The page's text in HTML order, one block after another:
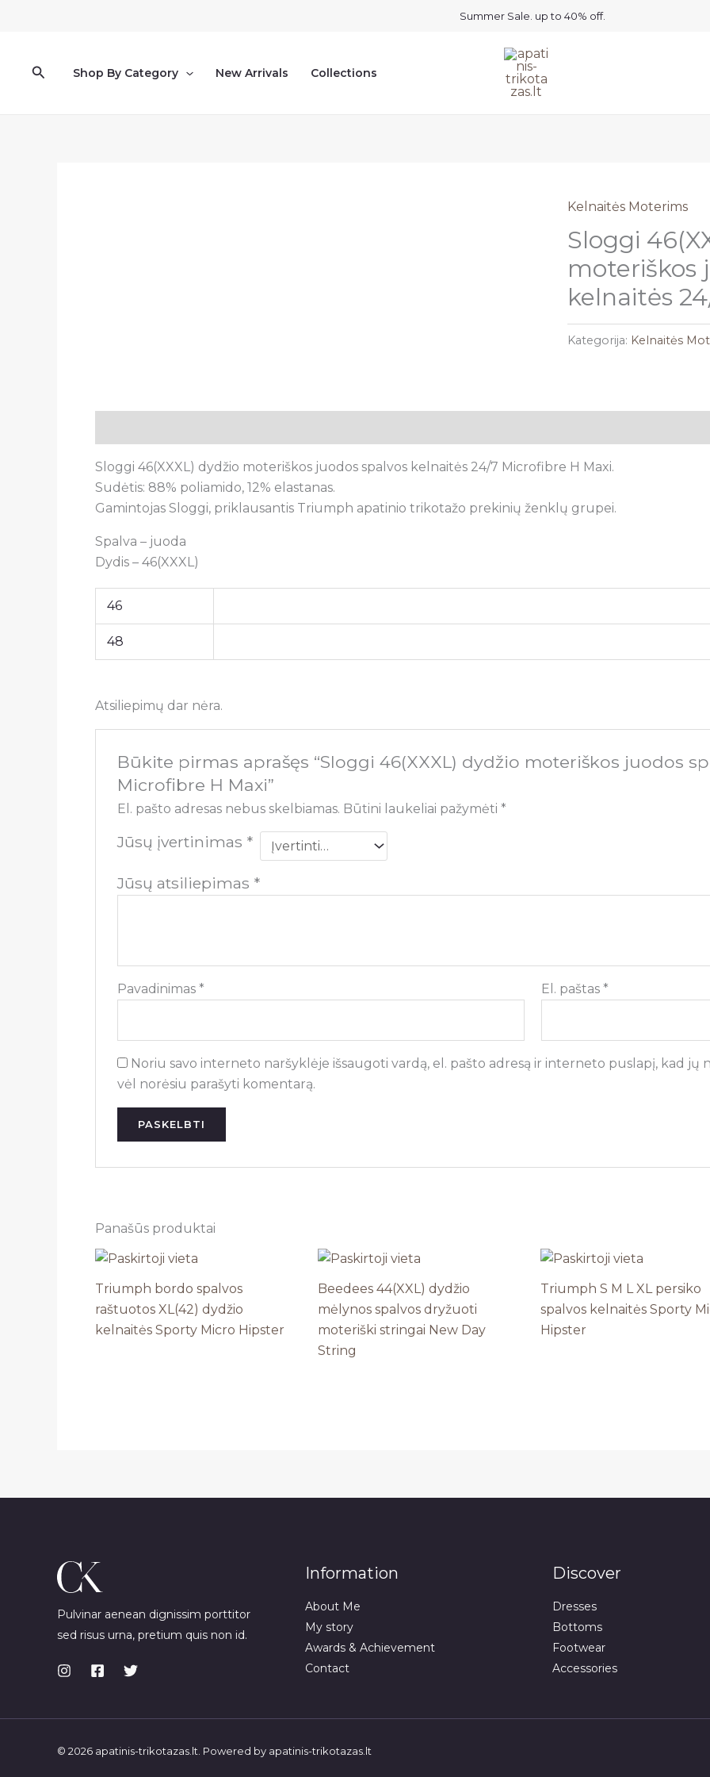
Summer Sale. up to 40% off.
PaieškaShop By Category New Arrivals Collections
Kelnaitės Moterims
Sloggi
moteriškos
kelnaitės
Kategorija: Kelnaitės
Sloggi 46(XXXL) dydžio moteriškos juodos spalvos kelnaitės 24/7 Microfibre H Maxi.
Sudėtis: 88% poliamido, 12% elastanas.
Gamintojas Sloggi, priklausantis Triumph apatinio trikotažo prekinių ženklų grupei.
Spalva – juoda
Dydis – 46(XXXL)
46
48
Atsiliepimų dar nėra.
Būkite pirmas aprašęs “Sloggi 46(XXXL) dydžio moteriškos juodos
Microfibre H Maxi”
El. pašto adresas nebus skelbiamas. Būtini laukeliai pažymėti *
Jūsų įvertinimas *
Jūsų atsiliepimas *
Pavadinimas * El. paštas *
Noriu savo interneto naršyklėje išsaugoti vardą, el. pašto adresą ir interneto puslapį, kad jų
vėl norėsiu parašyti komentarą.
Panašūs produktai
Triumph bordo spalvos
raštuotos XL(42) dydžio
kelnaitės Sporty Micro Hipster
Beedees 44(XXL) dydžio
mėlynos spalvos dryžuoti
moteriški stringai New Day
String
Triumph S M L XL persiko
spalvos kelnaitės Sporty
Hipster
Pulvinar aenean dignissim porttitor
sed risus urna, pretium quis non id.
Information
About Me
My story
Awards & Achievement
Contact
Discover
Dresses
Bottoms
Footwear
Accessories
© 2026 apatinis-trikotazas.lt. Powered by apatinis-trikotazas.lt